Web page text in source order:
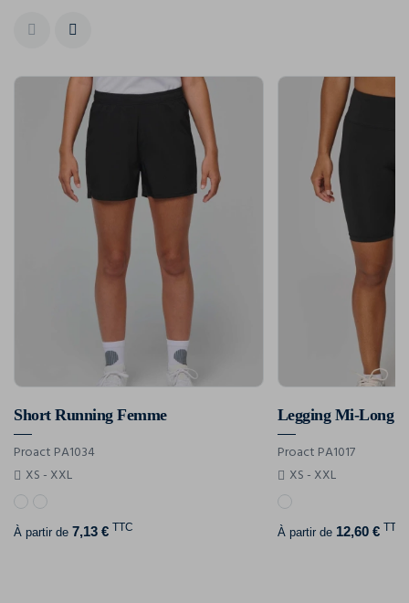
Short Running Femme
Proact PA1034
XS - XXL
À partir de 7,13 € TTC
Proact PA1017
XS - XXL
À partir de 12,60 € TTC